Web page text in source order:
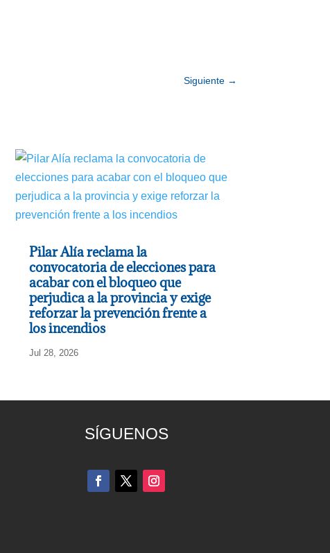
Siguiente→
Pilar Alía reclama la
convocatoria de elecciones para
acabar con el bloqueo que
perjudica a la provincia y exige
reforzar la prevención frente a
los incendios
Jul 28, 2026
SÍGUENOS